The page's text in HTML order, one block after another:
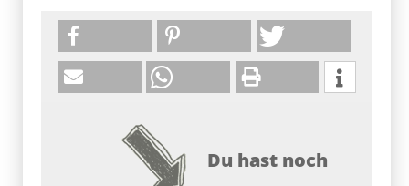
Du hast noch